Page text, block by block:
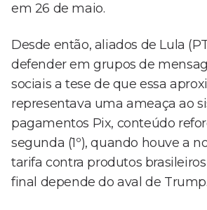
em 26 de maio.
Desde então, aliados de Lula
defender em grupos de
sociais a tese de que essa
representava uma ameaça ao
pagamentos Pix, conteúdo
segunda (1º), quando houve a
tarifa contra produtos
final depende do aval de Trump.